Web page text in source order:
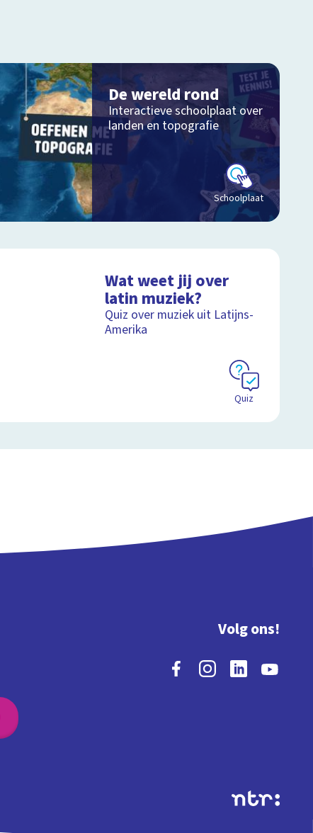
De wereld rond
Interactieve schoolplaat over
landen en topografie
Schoolplaat
Wat weet jij over
latin muziek?
Quiz over muziek uit Latijns-
Amerika
Quiz
Volg ons!